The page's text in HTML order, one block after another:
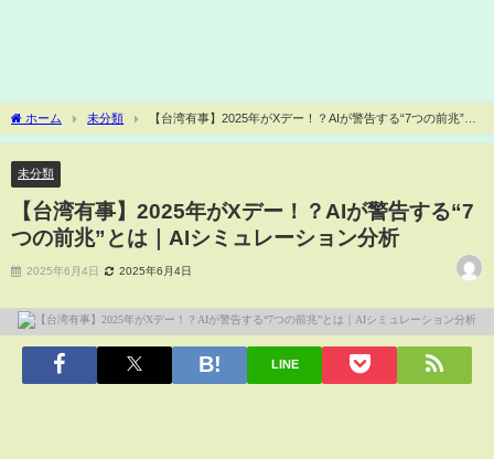
ホーム 未分類
【台湾有事】2025年がXデー！？AIが警告する“7つの前兆”と
は｜AIシミュレーション分析
未分類
【台湾有事】2025年がXデー！？AIが警告する“7
つの前兆”とは｜AIシミュレーション分析
2025年6月4日 2025年6月4日
LINE